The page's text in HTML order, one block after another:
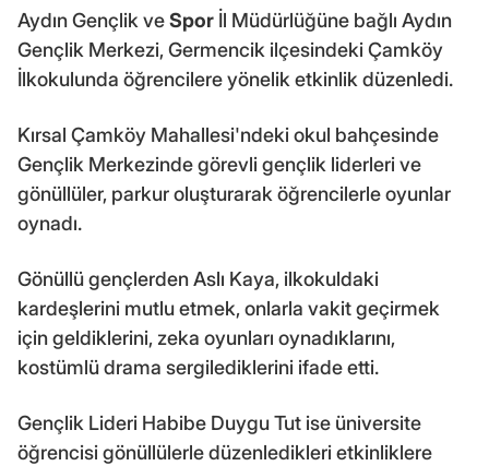
Aydın Gençlik veSpor İl Müdürlüğüne bağlı Aydın
Gençlik Merkezi, Germencik ilçesindeki Çamköy
İlkokulunda öğrencilere yönelik etkinlik düzenledi.
Kırsal Çamköy Mahallesi'ndeki okul bahçesinde
Gençlik Merkezinde görevli gençlik liderleri ve
gönüllüler, parkur oluşturarak öğrencilerle oyunlar
oynadı.
Gönüllü gençlerden Aslı Kaya, ilkokuldaki
kardeşlerini mutlu etmek, onlarla vakit geçirmek
için geldiklerini, zeka oyunları oynadıklarını,
kostümlü drama sergilediklerini ifade etti.
Gençlik Lideri Habibe Duygu Tut ise üniversite
öğrencisi gönüllülerle düzenledikleri etkinliklere